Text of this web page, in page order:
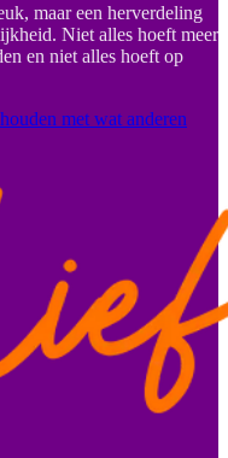
maar een herverdeling
Niet alles hoeft meer
en niet alles hoeft op
met wat anderen